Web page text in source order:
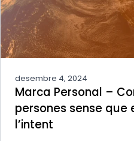
desembre 4, 2024
Marca Personal –
persones sense que
l’intent